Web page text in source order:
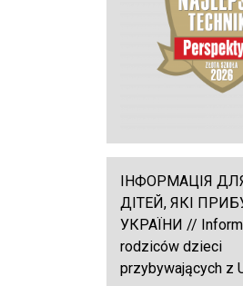
ІНФОРМАЦІЯ
ДІТЕЙ, ЯКІ
УКРАЇНИ //
rodziców dzieci
przybywających z